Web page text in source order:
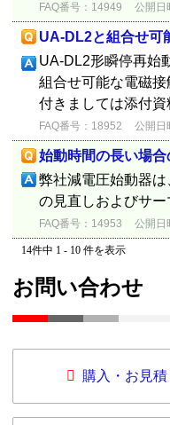
FAQ番号：14949 公開日
UA-DL2と組合せ可
UA-DL2形瞬停再始
組合せ可能な電磁
付きましては添付
FAQ番号：18952 公開日
始動時間の長い場
弊社減電圧始動器
の見直しおよびサ
FAQ番号：14953 公開日
14件中 1 - 10 件を表示
お問い合わせ
購入・お見